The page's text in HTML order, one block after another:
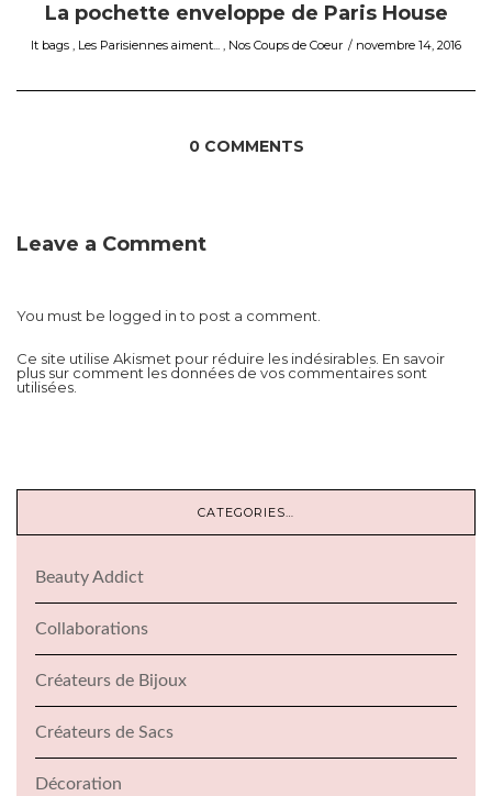
La pochette enveloppe de Paris House
It bags , Les Parisiennes aiment... , Nos Coups de Coeur novembre 14, 2016
0 COMMENTS
Leave a Comment
You must be logged into post a comment.
Ce site utilise Akismet pour réduire les indésirables. En savoir
plus sur comment les données de vos commentaires sont
utilisées.
CATEGORIES…
Beauty Addict
Collaborations
Créateurs de Bijoux
Créateurs de Sacs
Décoration